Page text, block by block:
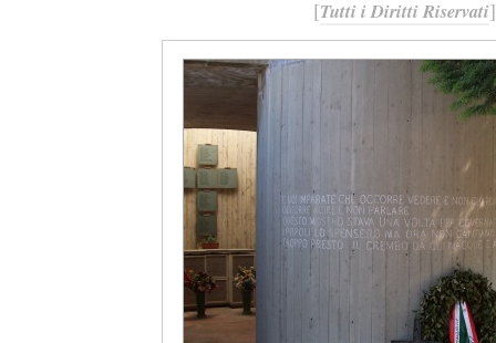
[Tutti i Diritti Riservati]